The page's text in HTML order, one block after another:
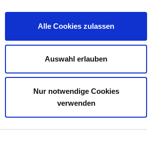
Alle Cookies zulassen
Auswahl erlauben
Nur notwendige Cookies
verwenden
STELLENBÖRSE KONTAKT